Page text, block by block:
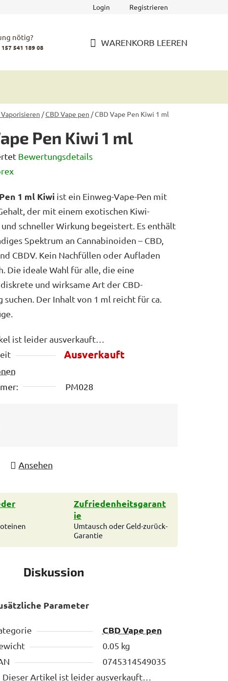
Login Registrieren
nötig?
157 541 189 08 WARENKORB LEEREN
Vaporisieren /CBD Vape pen /CBD Vape Pen Kiwi 1 ml
Pen Kiwi 1 ml
Bewertungsdetails
1 ml Kiwiist ein Einweg-Vape-Pen mit
der mit einem exotischen Kiwi-
und schneller Wirkung begeistert. Es enthält
Spektrum an Cannabinoiden – CBD,
CBDV. Kein Nachfüllen oder Aufladen
Die ideale Wahl für alle, die eine
und wirksame Art der CBD-
suchen. Der Inhalt von 1 ml reicht für ca.
ist leider ausverkauft…
Ausverkauft
PM028
Ansehen
Zufriedenheitsgarant
ie
Umtausch oder Geld-zurück-
Garantie
Diskussion
Parameter
CBD Vape pen
0.05 kg
0745314549035
Dieser Artikel ist leider ausverkauft…